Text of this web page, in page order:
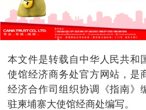
本文件是转载自中华人民共和
使馆经济商务处官方网站，是
经济合作司组织协调《指南》
驻柬埔寨大使馆经商处编写。